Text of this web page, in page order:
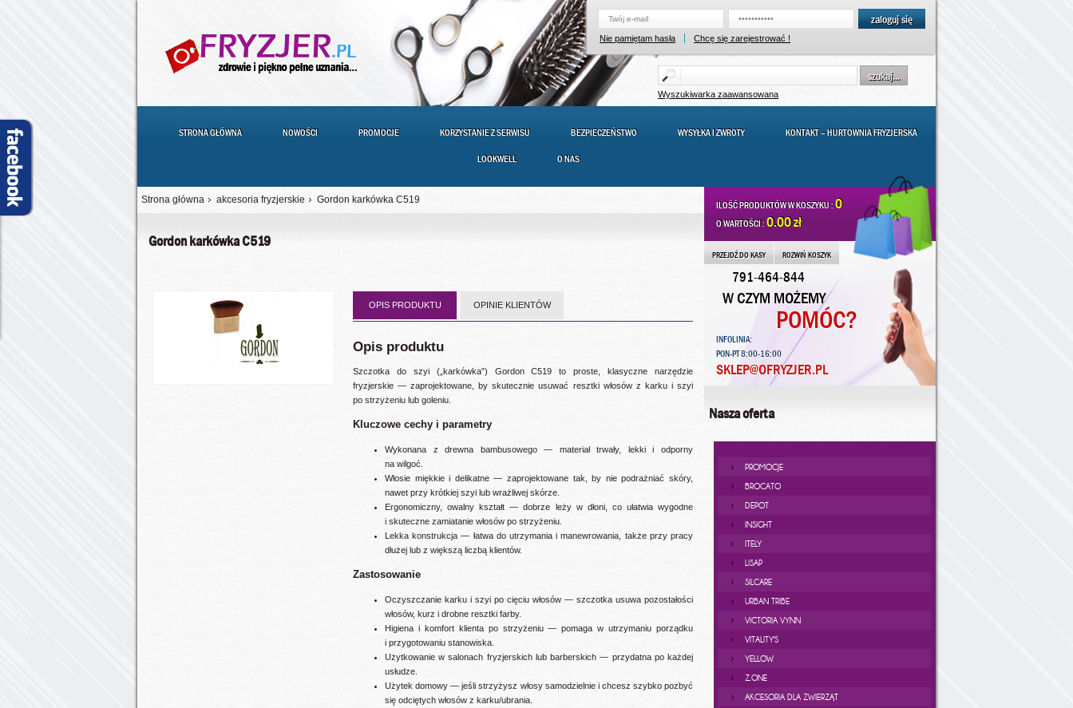
zaloguj się
Nie pamiętam hasła Chcę się zarejestrować !
szukaj...
Wyszukiwarka zaawansowana
STRONA GŁÓWNA NOWOŚCI PROMOCJE KORZYSTANIE Z SERWISU BEZPIECZEŃSTWO WYSYŁKA I ZWROTY KONTAKT – HURTOWNIA FRYZJERSKA
LOOKWELL O NAS
Strona główna akcesoria fryzjerskie Gordon karkówka C519
Gordon karkówka C519
OPIS PRODUKTU OPINIE KLIENTÓW
Opis produktu
Szczotka do szyi („karkówka”) Gordon C519 to proste, klasyczne narzędzie
fryzjerskie — zaprojektowane, by skutecznie usuwać resztki włosów z karku i szyi
po strzyżeniu lub goleniu.
Kluczowe cechy i parametry
Wykonana z drewna bambusowego — materiał trwały, lekki i odporny
na wilgoć.
Włosie miękkie i delikatne — zaprojektowane tak, by nie podrażniać skóry,
nawet przy krótkiej szyi lub wrażliwej skórze.
Ergonomiczny, owalny kształt — dobrze leży w dłoni, co ułatwia wygodne
i skuteczne zamiatanie włosów po strzyżeniu.
Lekka konstrukcja — łatwa do utrzymania i manewrowania, także przy pracy
dłużej lub z większą liczbą klientów.
Zastosowanie
Oczyszczanie karku i szyi po cięciu włosów — szczotka usuwa pozostałości
włosów, kurz i drobne resztki farby.
Higiena i komfort klienta po strzyżeniu — pomaga w utrzymaniu porządku
i przygotowaniu stanowiska.
Użytkowanie w salonach fryzjerskich lub barberskich — przydatna po każdej
usłudze.
Użytek domowy — jeśli strzyżysz włosy samodzielnie i chcesz szybko pozbyć
się odciętych włosów z karku/ubrania.
ILOŚĆ PRODUKTÓW W KOSZYKU :0
O WARTOŚCI :0.00 zł
PRZEJDŹ DO KASY ROZWIŃ KOSZYK
W CZYM MOŻEMY
POMÓC?
INFOLINIA:
791-464-844
PON-PT 8:00-16:00
SKLEP@OFRYZJER.PL
Nasza oferta
PROMOCJE
BROCATO
DEPOT
INSIGHT
ITELY
LISAP
SILCARE
URBAN TRIBE
VICTORIA VYNN
VITALITY'S
YELLOW
Z.ONE
AKCESORIA DLA ZWIERZĄT